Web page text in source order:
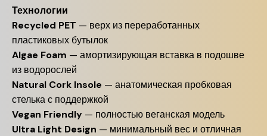
Технологии
Recycled PET — верх из переработанных
пластиковых бутылок
Algae Foam — амортизирующая вставка в подошве
из водорослей
Natural Cork Insole — анатомическая пробковая
стелька с поддержкой
Vegan Friendly — полностью веганская модель
Ultra Light Design — минимальный вес и отличная